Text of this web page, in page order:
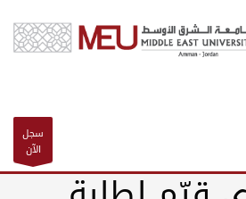
سجل
الآن